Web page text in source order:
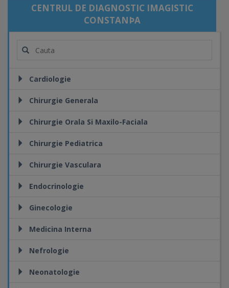
CENTRUL DE DIAGNOSTIC IMAGISTIC
CONSTANÞA
Cardiologie
Chirurgie Generala
Chirurgie Orala Si Maxilo-Faciala
Chirurgie Pediatrica
Chirurgie Vasculara
Endocrinologie
Ginecologie
Medicina Interna
Nefrologie
Neonatologie